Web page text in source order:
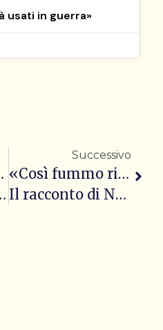
usati in guerra»
Successivo
«Così fummo risparmiati»
Il racconto di Nando Tagliacozzo